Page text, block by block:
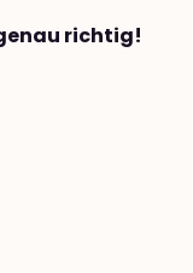
richtig!